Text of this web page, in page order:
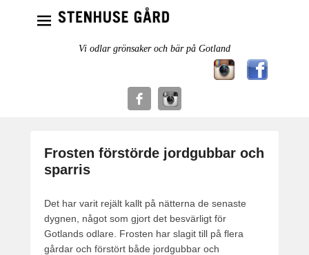
Vi odlar grönsaker och bär på Gotland
Frosten förstörde jordgubbar och
sparris
Det har varit rejält kallt på nätterna de senaste
dygnen, något som gjort det besvärligt för
Gotlands odlare. Frosten har slagit till på flera
gårdar och förstört både jordgubbar och